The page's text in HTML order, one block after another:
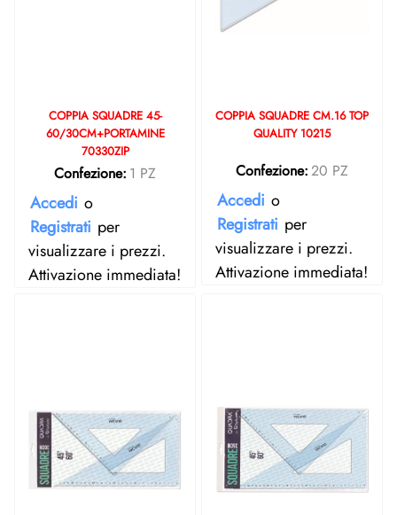
COPPIA SQUADRE 45-
60/30CM+PORTAMINE
70330ZIP
Confezione: 1 PZ
Accedi o
Registrati per
visualizzare i prezzi.
Attivazione immediata!
COPPIA SQUADRE CM.16 TOP
QUALITY 10215
Confezione:20 PZ
Accedi o
Registrati per
visualizzare i prezzi.
Attivazione immediata!